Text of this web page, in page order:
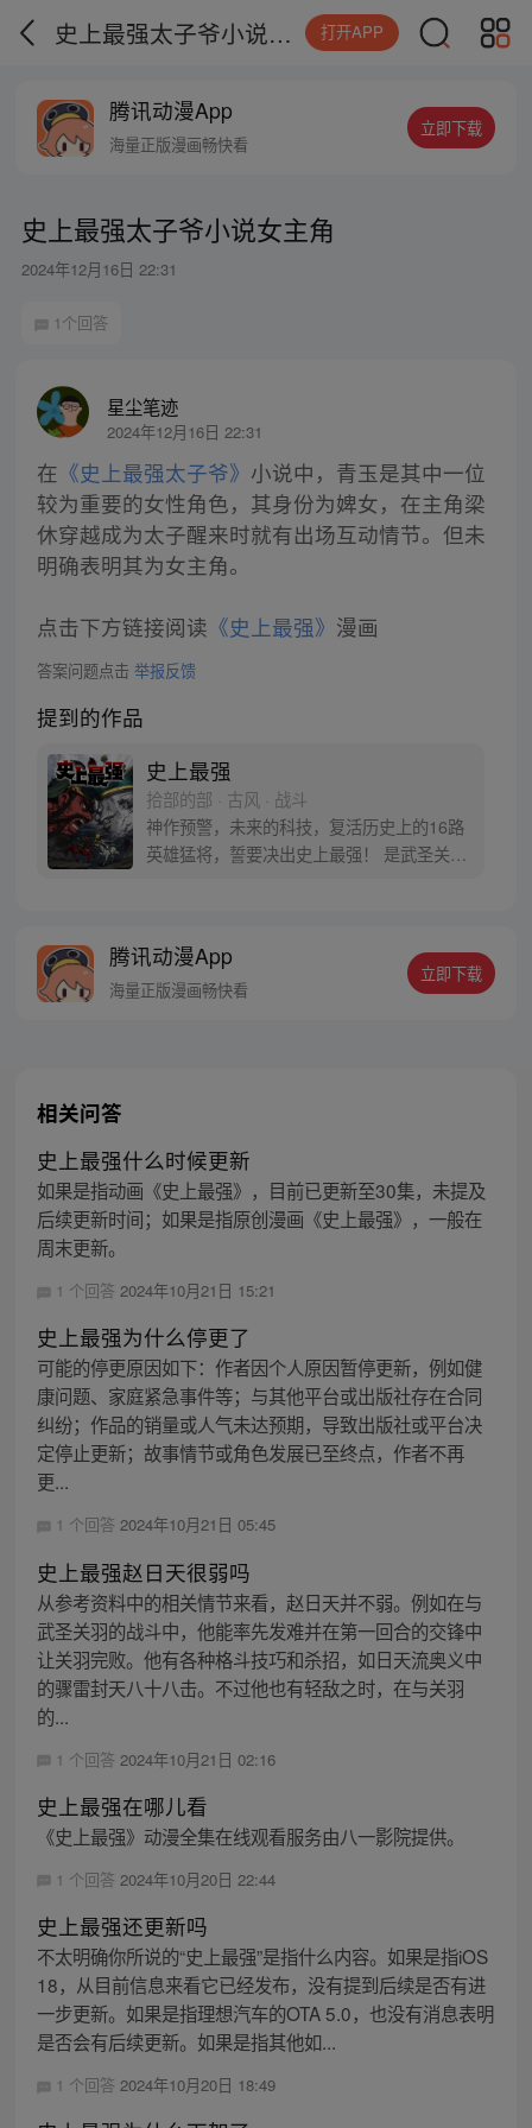
史上最强太子爷小说女主角 打开APP
腾讯动漫App
海量正版漫画畅快看
立即下载
史上最强太子爷小说女主角
2024年12月16日 22:31
1个回答
星尘笔迹
2024年12月16日 22:31
在 《史上最强太子爷》 小说中，青玉是其中一位
较为重要的女性角色，其身份为婢女，在主角梁
休穿越成为太子醒来时就有出场互动情节。但未
明确表明其为女主角。
点击下方链接阅读 《史上最强》 漫画
答案问题点击 举报反馈
提到的作品
史上最强
拾部的部 · 古风 · 战斗
神作预警，未来的科技，复活历史上的16路
英雄猛将，誓要决出史上最强！ 是武圣关云
丝群：481670726
腾讯动漫App
海量正版漫画畅快看
立即下载
相关问答
史上最强什么时候更新
如果是指动画《史上最强》，目前已更新至30集，未提及
后续更新时间；如果是指原创漫画《史上最强》，一般在
周末更新。
1 个回答 2024年10月21日 15:21
史上最强为什么停更了
可能的停更原因如下：作者因个人原因暂停更新，例如健
康问题、家庭紧急事件等；与其他平台或出版社存在合同
纠纷；作品的销量或人气未达预期，导致出版社或平台决
定停止更新；故事情节或角色发展已至终点，作者不再
更...
1 个回答 2024年10月21日 05:45
史上最强赵日天很弱吗
从参考资料中的相关情节来看，赵日天并不弱。例如在与
武圣关羽的战斗中，他能率先发难并在第一回合的交锋中
让关羽完败。他有各种格斗技巧和杀招，如日天流奥义中
的骤雷封天八十八击。不过他也有轻敌之时，在与关羽
的...
1 个回答 2024年10月21日 02:16
史上最强在哪儿看
《史上最强》动漫全集在线观看服务由八一影院提供。
1 个回答 2024年10月20日 22:44
史上最强还更新吗
不太明确你所说的“史上最强”是指什么内容。如果是指iOS
18，从目前信息来看它已经发布，没有提到后续是否有进
一步更新。如果是指理想汽车的OTA 5.0，也没有消息表明
是否会有后续更新。如果是指其他如...
1 个回答 2024年10月20日 18:49